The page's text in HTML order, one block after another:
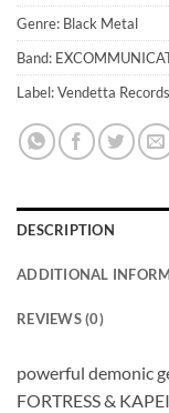
Genre: Black Metal
Band:
Label: Vendetta Records
DESCRIPTION
ADDITIONAL
REVIEWS (0)
powerful demonic
FORTRESS &